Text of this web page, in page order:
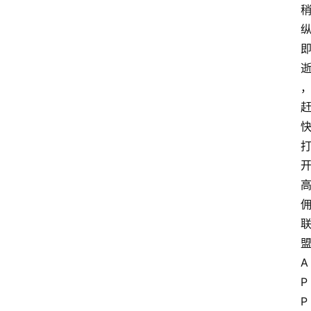
稍
纵
即
逝
，
赶
快
打
开
高
佣
联
盟
A
P
P